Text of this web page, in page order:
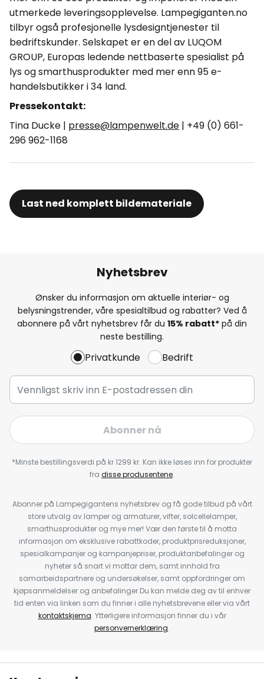
utmerkede leveringsopplevelse. Lampegiganten.no
tilbyr også profesjonelle lysdesigntjenester til
bedriftskunder. Selskapet er en del av LUQOM
GROUP, Europas ledende nettbaserte spesialist på
lys og smarthusprodukter med mer enn 95 e-
handelsbutikker i 34 land.
Pressekontakt:
Tina Ducke | presse@lampenwelt.de | +49 (0) 661-
296 962-1168
Last ned komplett bildemateriale
Nyhetsbrev
Ønsker du informasjon om aktuelle interiør- og
belysningstrender, våre spesialtilbud og rabatter? Ved å
abonnere på vårt nyhetsbrev får du 15% rabatt* på din
neste bestilling.
Privatkunde Bedrift
Abonner nå
*Minste bestillingsverdi på kr 1299 kr. Kan ikke løses inn for produkter
fra disse produsentene.
Abonner på Lampegigantens nyhetsbrev og få gode tilbud på vårt
store utvalg av lamper og armaturer, vifter, solcellelamper,
smarthusprodukter og mye mer! Vær den første til å motta
informasjon om eksklusive rabattkoder, produktprisreduksjoner,
spesialkampanjer og kampanjepriser, produktanbefalinger og
nyheter så snart vi mottar dem, samt innhold fra
samarbeidspartnere og undersøkelser, samt oppfordringer om
kjøpsanmeldelser og anbefalinger.Du kan melde deg av til enhver
tid enten via linken som du finner i alle nyhetsbrevene eller via vårt
kontaktskjema. Ytterligere informasjon finner du i vår
personvernerklæring.